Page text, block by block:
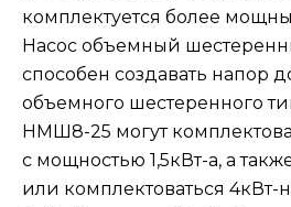
комплектуется более
Насос объемный
способен создавать напор
объемного шестеренного
НМШ8-25 могут
с мощностью 1,5кВт-а, а
или комплектоваться